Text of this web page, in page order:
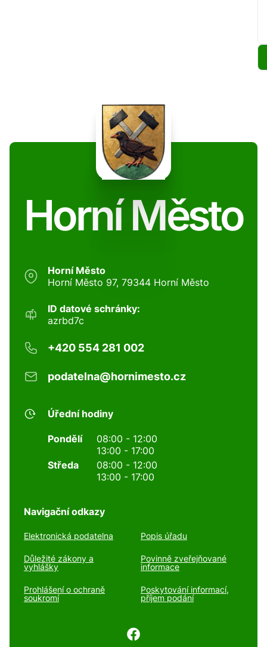
Horní Město
Horní Město
Horní Město 97, 79344 Horní Město
ID datové schránky:
azrbd7c
+420 554 281 002
podatelna@hornimesto.cz
Úřední hodiny
Pondělí
08:00 - 12:00
13:00 - 17:00
Středa
08:00 - 12:00
13:00 - 17:00
Navigační odkazy
Elektronická podatelna Popis úřadu
Důležité zákony a
vyhlášky
Povinně zveřejňované
informace
Prohlášení o ochraně
soukromí
Poskytování informací,
příjem podání